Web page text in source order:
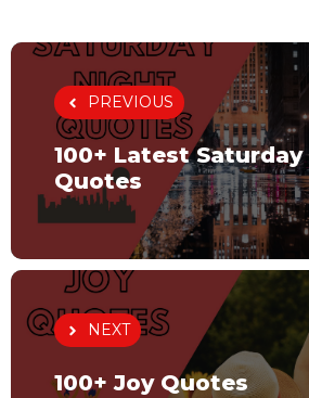
PREVIOUS
100+ Latest
Quotes
NEXT
100+ Joy Quotes